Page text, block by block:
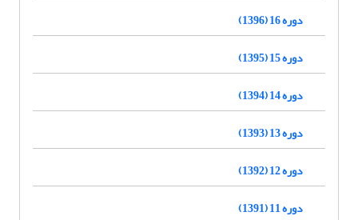
دوره 16 (1396)
دوره 15 (1395)
دوره 14 (1394)
دوره 13 (1393)
دوره 12 (1392)
دوره 11 (1391)